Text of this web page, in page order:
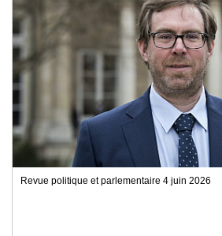
Revue politique et parlementaire 4 juin 2026